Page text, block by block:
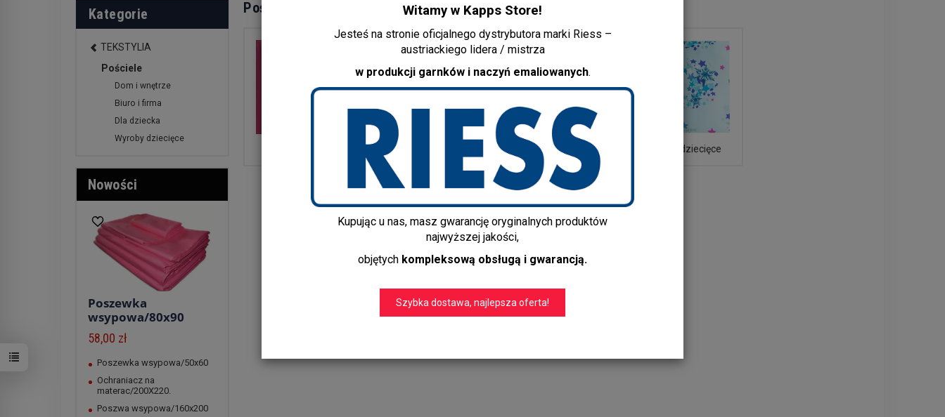
Witamy w Kapps Store!
Jesteś na stronie oficjalnego dystrybutora marki Riess –
austriackiego lidera / mistrza
w produkcji garnków i naczyń emaliowanych.
Kupując u nas, masz gwarancję oryginalnych produktów
najwyższej jakości,
objętych kompleksową obsługą i gwarancją.
Szybka dostawa, najlepsza oferta!
Pościele
Dla dziecka Wyroby dziecięce
Kategorie
TEKSTYLIA
Pościele
Dom i wnętrze
Biuro i firma
Dla dziecka
Wyroby dziecięce
Nowości
Poszewka
wsypowa/80x90
58,00 zł
Poszewka wsypowa/50x60
Ochraniacz na
materac/200X220.
Poszwa wsypowa/160x200